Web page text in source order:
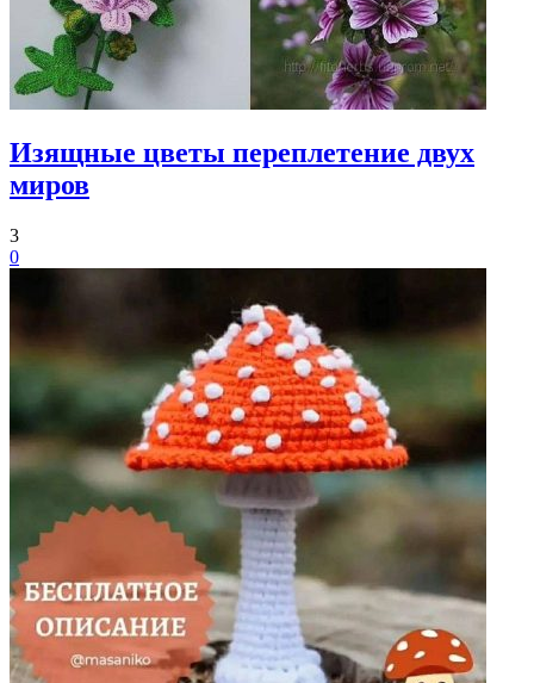
Изящные цветы переплетение двух
миров
3
0